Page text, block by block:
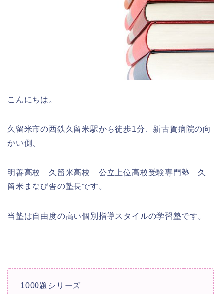
こんにちは。
久留米市の西鉄久留米駅から徒歩1分、新古賀病院の向
かい側、
明善高校 久留米高校 公立上位高校受験専門塾 久
留米まなび舎の塾長です。
当塾は自由度の高い個別指導スタイルの学習塾です。
1000題シリーズ